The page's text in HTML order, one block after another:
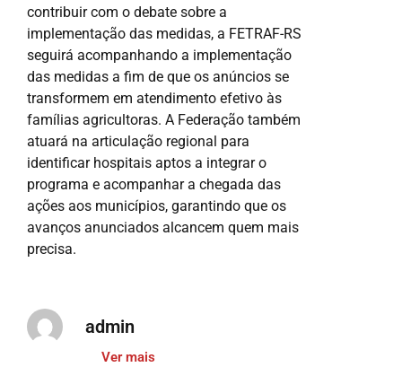
contribuir com o debate sobre a
implementação das medidas, a FETRAF-RS
seguirá acompanhando a implementação
das medidas a fim de que os anúncios se
transformem em atendimento efetivo às
famílias agricultoras. A Federação também
atuará na articulação regional para
identificar hospitais aptos a integrar o
programa e acompanhar a chegada das
ações aos municípios, garantindo que os
avanços anunciados alcancem quem mais
precisa.
admin
Ver mais